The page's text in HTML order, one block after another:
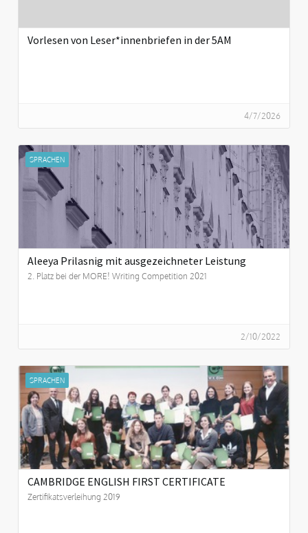
Vorlesen von Leser*innenbriefen in der 5AM
4/7/2026
SPRACHEN
Aleeya Prilasnig mit ausgezeichneter Leistung
2. Platz bei der MORE! Writing Competition 2021
2/10/2022
SPRACHEN
CAMBRIDGE ENGLISH FIRST CERTIFICATE
Zertifikatsverleihung 2019